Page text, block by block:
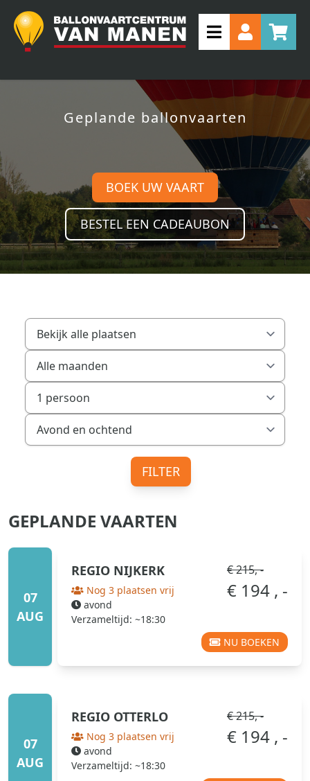
Geplande ballonvaarten
BOEK UW VAART
BESTEL EEN CADEAUBON
FILTER
GEPLANDE VAARTEN
07
AUG
REGIO NIJKERK
Nog 3 plaatsen vrij
avond
Verzameltijd: ~18:30
€ 215, -
€ 194 , -
NU BOEKEN
07
AUG
REGIO OTTERLO
Nog 3 plaatsen vrij
avond
Verzameltijd: ~18:30
€ 215, -
€ 194 , -